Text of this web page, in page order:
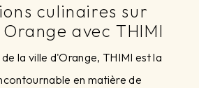
culinaires sur
avec THIMI
la ville d'Orange, THIMI est la
en matière de